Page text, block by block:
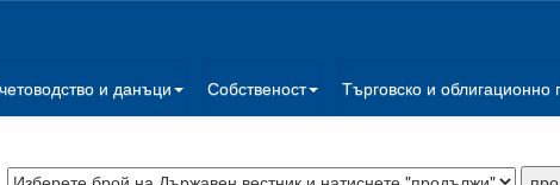
и данъци Собственост Търговско и облигационно